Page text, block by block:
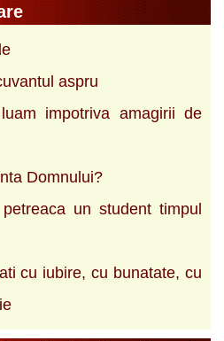
aspru
impotriva amagirii de
Domnului?
un student timpul
cu iubire, cu bunatate, cu